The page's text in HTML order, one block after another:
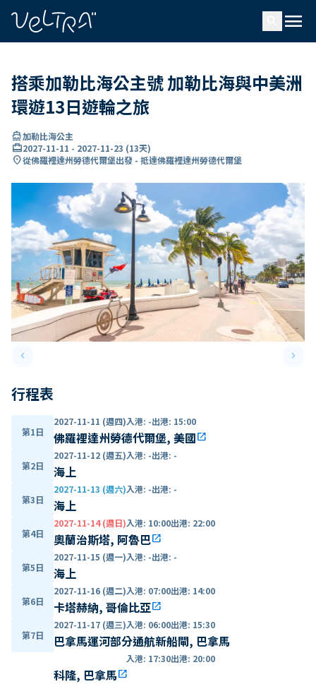
menu
搭乘加勒比海公主號 加勒比海與中美洲
環遊13日遊輪之旅
directions_boat加勒比海公主
card_travel2027-11-11 - 2027-11-23 (13天)
location_on從佛羅裡達州勞德代爾堡出發 - 抵達佛羅裡達州勞德代爾堡
keyboard_arrow_leftPrevious slide keyboard_arrow_right
行程表
第1日
2027-11-11 (週四)入港: -出港: 15:00
佛羅裡達州勞德代爾堡, 美國open_in_new
第2日
2027-11-12 (週五)入港: -出港: -
海上
第3日
2027-11-13 (週六)入港: -出港: -
海上
第4日
2027-11-14 (週日)入港: 10:00出港: 22:00
奧蘭治斯塔, 阿魯巴open_in_new
第5日
2027-11-15 (週一)入港: -出港: -
海上
第6日
2027-11-16 (週二)入港: 07:00出港: 14:00
卡塔赫納, 哥倫比亞open_in_new
第7日
2027-11-17 (週三)入港: 06:00出港: 15:30
巴拿馬運河部分通航新船閘, 巴拿馬
入港: 17:30出港: 20:00
科隆, 巴拿馬open_in_new